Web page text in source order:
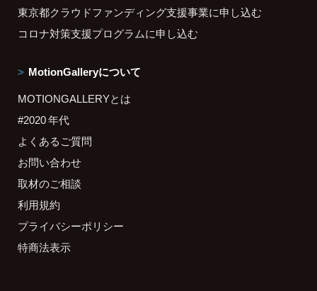
東京都クラウドファンディング支援事業に申し込む
コロナ対策支援プログラムに申し込む
MotionGalleryについて
MOTIONGALLERYとは
#2020 年代
よくあるご質問
お問い合わせ
取材のご相談
利用規約
プライバシーポリシー
特商法表示